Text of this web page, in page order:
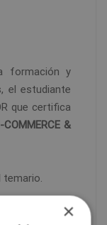
formación y
el estudiante
que certifica
&
temario.
×